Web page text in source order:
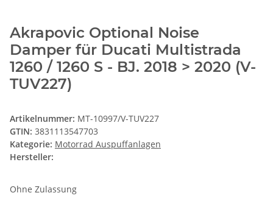
Akrapovic Optional Noise
Damper für Ducati Multistrada
1260 / 1260 S - BJ. 2018 > 2020 (V-
TUV227)
Artikelnummer: MT-10997/V-TUV227
GTIN: 3831113547703
Kategorie: Motorrad Auspuffanlagen
Hersteller:
Ohne Zulassung